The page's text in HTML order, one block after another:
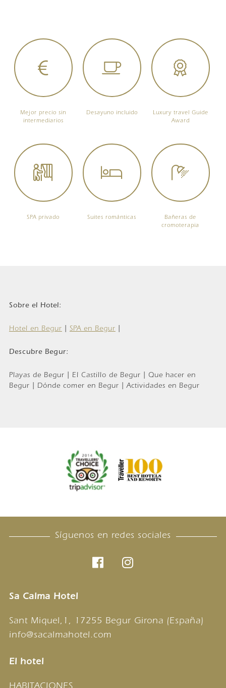
Mejor precio sin
intermediarios
Desayuno incluido
Luxury travel Guide
Award
SPA privado Suites románticas
Bañeras de
cromoterapia
Sobre el Hotel:
Hotel en Begur| SPA en Begur|
Descubre Begur:
Playas de Begur | El Castillo de Begur | Que hacer en
Begur | Dónde comer en Begur | Actividades en Begur
Síguenos en redes sociales
Sa Calma Hotel
Sant Miquel,1, 17255 Begur Girona (España)
info@sacalmahotel.com
El hotel